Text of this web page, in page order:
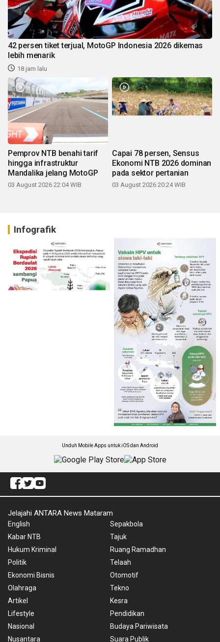
42 persen tiket terjual, MotoGP Indonesia 2026 dikemas
lebih menarik
18 jam lalu
Pemprov NTB benahi tarif
hingga infrastruktur
Mandalika jelang MotoGP
03 August 2026 22:04 WIB
Capai 78 persen, Sensus
Ekonomi NTB 2026 dominan
pada sektor pertanian
03 August 2026 20:24 WIB
Infografik
Unduh Mobile Apps untuk iOS dan Android
Jelajahi ANTARA News Mataram
English
Kabar NTB
Hukum Kriminal
Politik
Ekonomi Bisnis
Olahraga
Artikel
Lifestyle
Nasional
Nusantara
Sepakbola
Tajuk
Ruang Ramadhan
Telaah
Otomotif
Tekno
Kesra
Pendidikan
Budaya Pariwisata
Suara Publik